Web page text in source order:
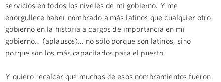
servicios en todos los niveles de mi gobierno. Y me
enorgullece haber nombrado a más latinos que cualquier otro
gobierno en la historia a cargos de importancia en mi
gobierno… (aplausos)… no sólo porque son latinos, sino
porque son los más capacitados para el puesto.
Y quiero recalcar que muchos de esos nombramientos fueron